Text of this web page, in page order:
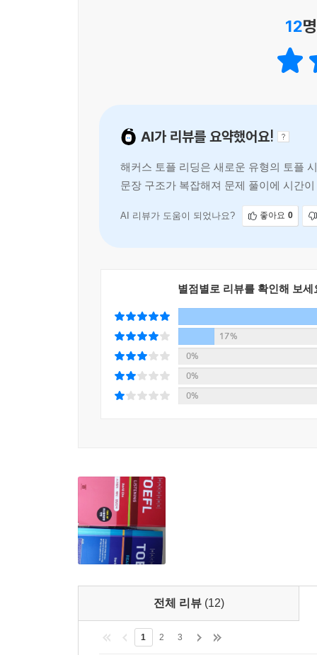
2) 정확한 해석, 어휘를 제공하여 효과적인 학습이
2) ‘4주 완성 학습플랜’과 ‘6주 완성 학습플랜’을
5. 다양한 학습 자료를 통해 심층적인 학습이 가능
1) ‘Note-taking’ 핵심 전략을 통해 유용한 약어 및
2) 각 챕터별로 수록된 ‘토플 빈출어휘 정리 노트’
3) 교재에 수록된 모두 지문을 주제별로 정리한
[토플 고득점을 위한 해커스만의 추가 학습 콘텐츠]
1. 해커스인강(HackersIngang.com)
1) 본 교재 인강
2) 빈출어휘 암기&지문녹음 MP3
3) iBT 리딩 실전모의고사
4) 토플 자료 및 유학 정보
12
AI가 리뷰를 요약했어요!
해커스 토플 리딩은 새로운 유형의 토플
문장 구조가 복잡해져 문제 풀이에 시간
별점별로 리뷰를 확인해 보세
0%
0%
전체 리뷰(12)